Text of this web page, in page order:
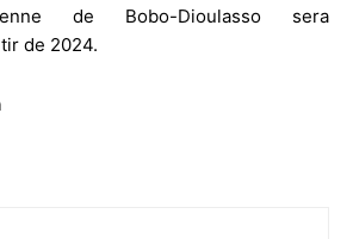
de Bobo-Dioulasso sera
de 2024.